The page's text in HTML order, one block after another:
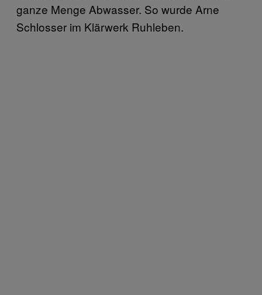
ganze Menge Abwasser. So wurde Arne
Schlosser im Klärwerk Ruhleben.